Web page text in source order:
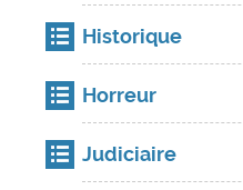
Historique
Horreur
Judiciaire